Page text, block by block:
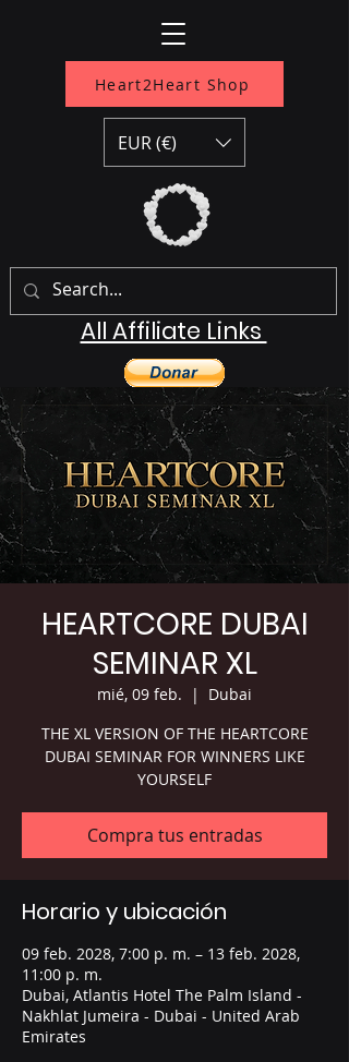
Heart2Heart Shop
All Affiliate Links
EUR (€)
HEARTCORE DUBAI
SEMINAR XL
mié, 09 feb.
  |
Dubai
THE XL VERSION OF THE HEARTCORE
DUBAI SEMINAR FOR WINNERS LIKE
YOURSELF
Compra tus entradas
Horario y ubicación
09 feb. 2028, 7:00 p. m. – 13 feb. 2028,
11:00 p. m.
Dubai, Atlantis Hotel The Palm Island -
Nakhlat Jumeira - Dubai - United Arab
Emirates